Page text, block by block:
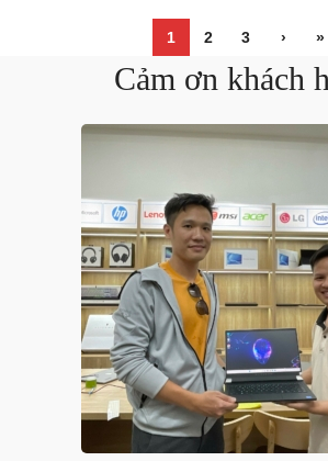
1 2 3 › »
Cảm ơn khách